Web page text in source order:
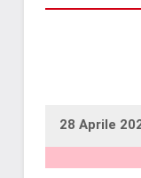
28 Aprile
uctil_user
Nessun